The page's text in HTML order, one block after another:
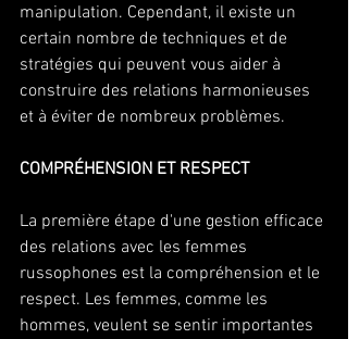
manipulation. Cependant, il existe un
certain nombre de techniques et de
stratégies qui peuvent vous aider à
construire des relations harmonieuses
et à éviter de nombreux problèmes.
COMPRÉHENSION ET RESPECT
La première étape d'une gestion efficace
des relations avec les femmes
russophones est la compréhension et le
respect. Les femmes, comme les
hommes, veulent se sentir importantes